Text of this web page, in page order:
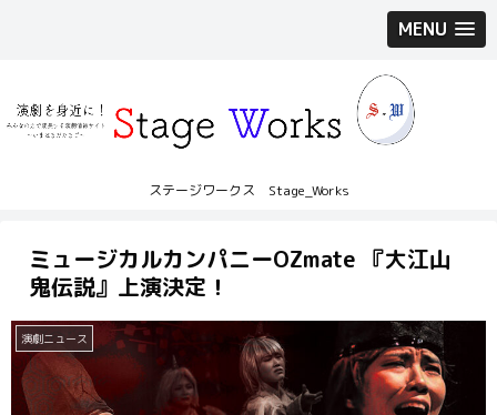
MENU
ステージワークス Stage_Works
ミュージカルカンパニーOZmate 『大江山
鬼伝説』上演決定！
演劇ニュース